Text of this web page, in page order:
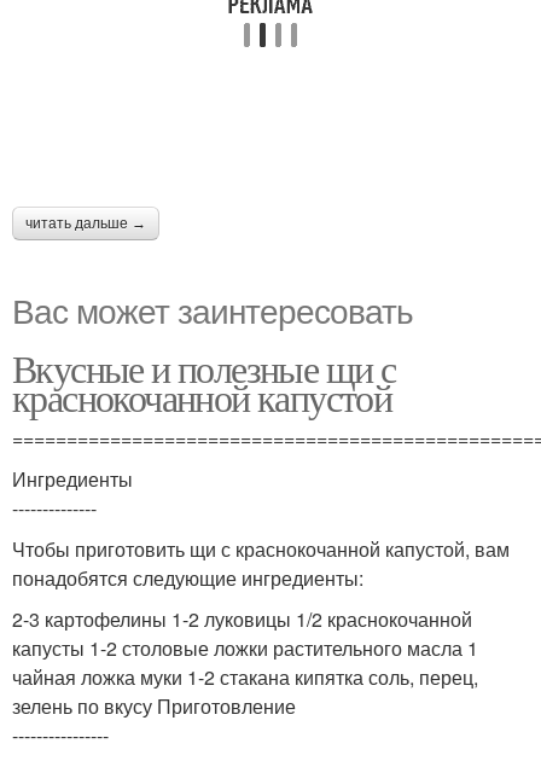
читать дальше →
Вас может заинтересовать
Вкусные и полезные щи с
краснокочанной капустой
Ингредиенты
--------------
Чтобы приготовить щи с краснокочанной капустой, вам
понадобятся следующие ингредиенты:
2-3 картофелины 1-2 луковицы 1/2 краснокочанной
капусты 1-2 столовые ложки растительного масла 1
чайная ложка муки 1-2 стакана кипятка соль, перец,
зелень по вкусу Приготовление
----------------